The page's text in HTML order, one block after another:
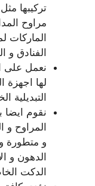
تركيبها
مراوح
الماركات
الفنادق و
نعمل على
لها اجهزة
التبديلية
نقوم ايضا
المراوح
و متطورة
الدهون و
الدكت